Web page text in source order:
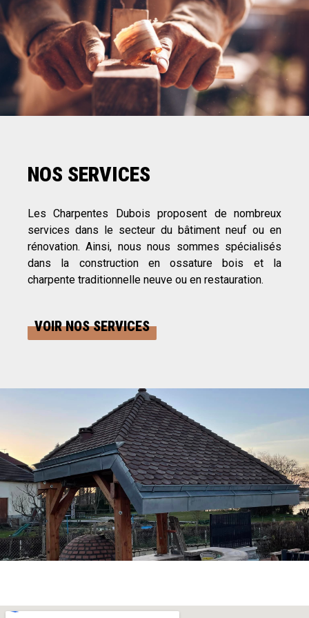
NOS SERVICES
Les Charpentes Dubois proposent de nombreux
services dans le secteur du bâtiment neuf ou en
rénovation. Ainsi, nous nous sommes spécialisés
dans la construction en ossature bois et la
charpente traditionnelle neuve ou en restauration.
VOIR NOS SERVICES